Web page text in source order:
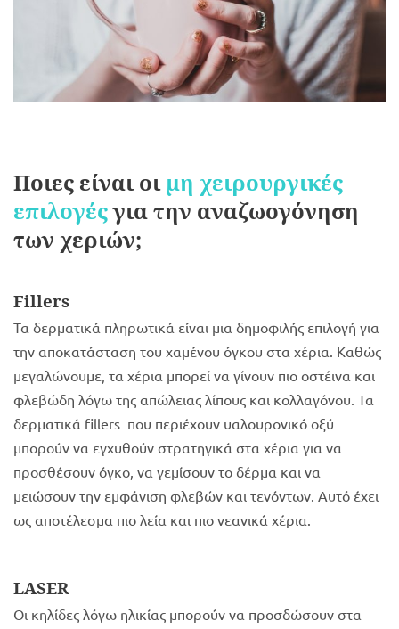
Ποιες είναι οι μη χειρουργικές
επιλογέςγια την αναζωογόνηση
των χεριών;
Fillers
Τα δερματικά πληρωτικά είναι μια δημοφιλής επιλογή για
την αποκατάσταση του χαμένου όγκου στα χέρια. Καθώς
μεγαλώνουμε, τα χέρια μπορεί να γίνουν πιο οστέινα και
φλεβώδη λόγω της απώλειας λίπους και κολλαγόνου. Τα
δερματικά fillers που περιέχουν υαλουρονικό οξύ
μπορούν να εγχυθούν στρατηγικά στα χέρια για να
προσθέσουν όγκο, να γεμίσουν το δέρμα και να
μειώσουν την εμφάνιση φλεβών και τενόντων. Αυτό έχει
ως αποτέλεσμα πιο λεία και πιο νεανικά χέρια.
LASER
Οι κηλίδες λόγω ηλικίας μπορούν να προσδώσουν στα